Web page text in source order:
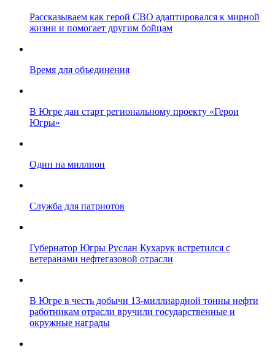
Рассказываем как герой СВО адаптировался к мирной
жизни и помогает другим бойцам
Время для объединения
В Югре дан старт региональному проекту «Герои
Югры»
Один на миллион
Служба для патриотов
Губернатор Югры Руслан Кухарук встретился с
ветеранами нефтегазовой отрасли
В Югре в честь добычи 13-миллиардной тонны нефти
работникам отрасли вручили государственные и
окружные награды